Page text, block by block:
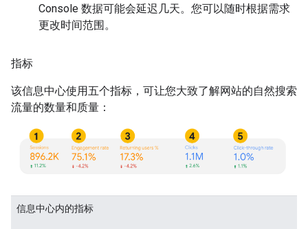
Console 数据可能会延迟几天。您可以随时根据需求
更改时间范围。
指标
该信息中心使用五个指标，可让您大致了解网站的自然搜索
流量的数量和质量：
信息中心内的指标